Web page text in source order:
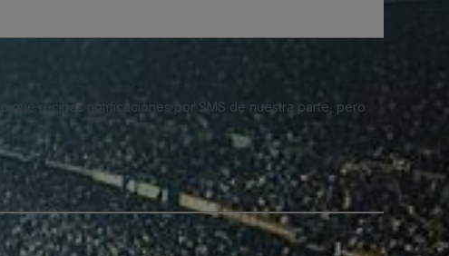
que recibas notificaciones por SMS de nuestra parte, pero